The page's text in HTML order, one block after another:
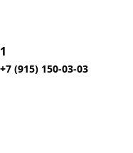
1
+7 (915) 150-03-03